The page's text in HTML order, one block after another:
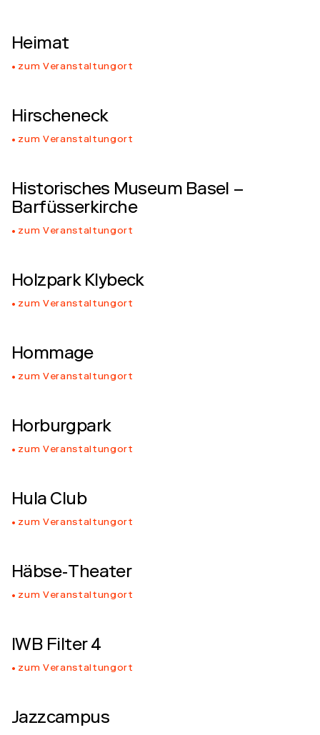
Heimat
zum Veranstaltungort
Hirscheneck
zum Veranstaltungort
Historisches Museum Basel –
Barfüsserkirche
zum Veranstaltungort
Holzpark Klybeck
zum Veranstaltungort
Hommage
zum Veranstaltungort
Horburgpark
zum Veranstaltungort
Hula Club
zum Veranstaltungort
Häbse-Theater
zum Veranstaltungort
IWB Filter 4
zum Veranstaltungort
Jazzcampus